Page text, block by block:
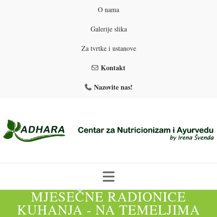
O nama
Galerije slika
Za tvrtke i ustanove
Kontakt
Nazovite nas!
contentPROGRAMI PREHRANE PRIRODNO MRŠAVLJENJE
MJESEČNE RADIONICE
KUHANJA - NA TEMELJIMA